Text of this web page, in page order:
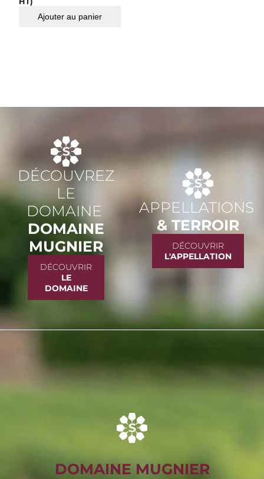
Ajouter au panier
DÉCOUVREZ
LE
DOMAINE
DOMAINE
MUGNIER
DÉCOUVRIR
LE
DOMAINE
APPELLATIONS
& TERROIR
DÉCOUVRIR
L'APPELLATION
DOMAINE MUGNIER